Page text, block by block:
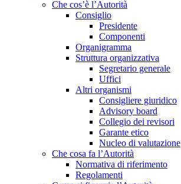
Che cos’è l’Autorità
Consiglio
Presidente
Componenti
Organigramma
Struttura organizzativa
Segretario generale
Uffici
Altri organismi
Consigliere giuridico
Advisory board
Collegio dei revisori
Garante etico
Nucleo di valutazione
Che cosa fa l’Autorità
Normativa di riferimento
Regolamenti